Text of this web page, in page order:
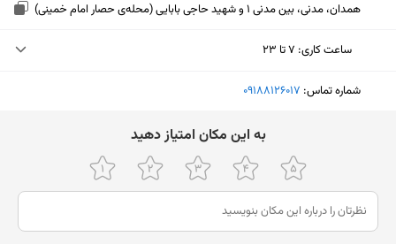
همدان، مدنی، بین مدنی 1 و شهید حاجی بابایی (محله‌ی حصار امام خمینی)
ساعت کاری: ۷ تا ۲۳
دوشنبه (امروز)
پنجشنبه
۷ تا ۲۳
جمعه
۷ تا ۲۳
شماره تماس: ‎09188126017
ﺑﻪ اﯾﻦ ﻣﮑﺎن اﻣﺘﯿﺎز دﻫﯿﺪ